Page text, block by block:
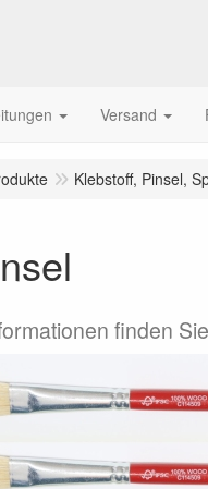
Versand
Klebstoff, Pinsel,
finden